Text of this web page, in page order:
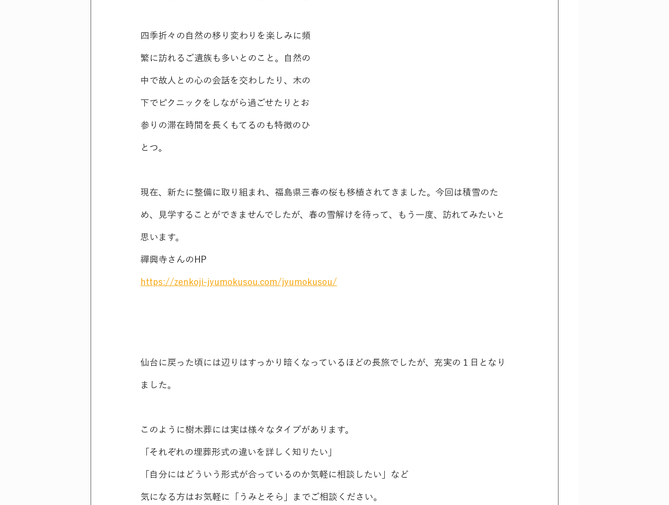
四季折々の自然の移り変わりを楽しみに頻
繁に訪れるご遺族も多いとのこと。自然の
中で故人との心の会話を交わしたり、木の
下でピクニックをしながら過ごせたりとお
参りの滞在時間を長くもてるのも特徴のひ
とつ。
現在、新たに整備に取り組まれ、福島県三春の桜も移植されてきました。今回は積雪のた
め、見学することができませんでしたが、春の雪解けを待って、もう一度、訪れてみたいと
思います。
禪興寺さんのHP
https://zenkoji-jyumokusou.com/jyumokusou/
仙台に戻った頃には辺りはすっかり暗くなっているほどの長旅でしたが、充実の１日となり
ました。
このように樹木葬には実は様々なタイプがあります。
「それぞれの埋葬形式の違いを詳しく知りたい」
「自分にはどういう形式が合っているのか気軽に相談したい」など
気になる方はお気軽に「うみとそら」までご相談ください。